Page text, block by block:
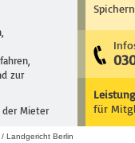
zur
Mieter
für
/ Landgericht Berlin